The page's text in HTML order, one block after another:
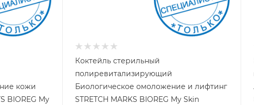
кожи
BIOREG My
Коктейль стерильный
полиревитализирующий
Биологическое омоложение и лифтинг
STRETCH MARKS BIOREG My Skin